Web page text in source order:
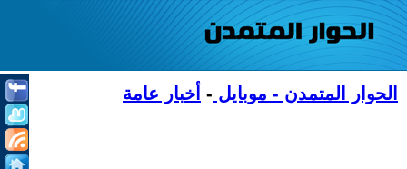
الحوار المتمدن - موبايل - أخبار عامة